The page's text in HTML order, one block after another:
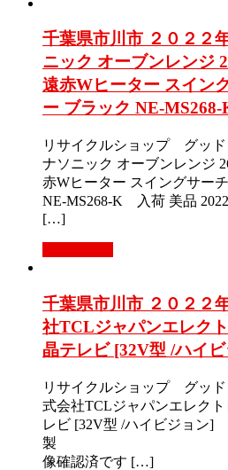
千葉県市川市 ２０２２
ニック オーブンレンジ
遠赤Wヒーター スイン
ー ブラック NE-
リサイクルショップ グッ
ナソニック オーブンレンジ
赤Wヒーター スイングサー
NE-MS268-K 入荷
[…]
千葉県市川市 ２０２
社TCLジャパンエレク
晶テレビ [32V型 /ハイ
リサイクルショップ グッ
式会社TCLジャパンエレク
レビ [32V型 /ハイビジョン]
製
像確認済です […]